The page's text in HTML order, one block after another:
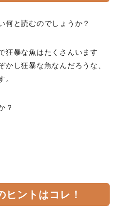
何と読むのでしょうか？
狂暴な魚はたくさんいます
かし狂暴な魚なんだろうな、
。
？
ヒントはコレ！